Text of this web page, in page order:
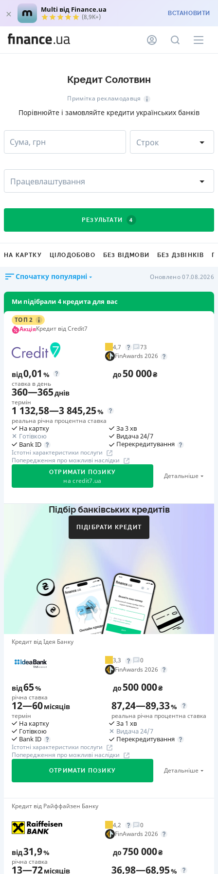
Multi від Finance.ua
(8,9K+) ВСТАНОВИТИ
Кредит Солотвин
Примітка рекламодавця
Порівнюйте і замовляйте кредити українських банків
Сума, грн Строк
Працевлаштування
РЕЗУЛЬТАТИ 4
НА КАРТКУ ЦІЛОДОБОВО БЕЗ ВІДМОВИ БЕЗ ДЗВІНКІВ
Спочатку популярні Оновлено 07.08.2026
Ми підібрали 4 кредита для вас
ТОП 2
АкціяКредит від Credit7
4,7
73
FinAwards 2026
від0,01 %
ставка в день
до50 000₴
360—365днів
термін
1 132,58—3 845,25%
реальна річна процентна ставка
На картку
Готівкою
Bank ID
За 3 хв
Видача 24/7
Перекредитування
Істотні характеристики послуги
Попередження про можливі наслідки
ОТРИМАТИ ПОЗИКУ
на credit7.ua
Детальніше
Акція: «Кешбек за друга»
Коли друг реєструється та отримує перший кредит
Бронзовий призер FinAwards 2026 «Найкраща програма
лояльності»
Перший займ
вiд 0,01%/день до 30 000 ₴
Повторний займ
Додаткова комісія за дострокове погашення
у будь-який момент можна повністю погасити позику без
додаткових плат
Страховка
відсутня
Штрафи
Неустойка за невиконання та/або неналежне виконання
споживачем грошових зобов’язань: штраф у розмірі 75%
від суми невиконаного та/або неналежного виконання
зобов’язання на 2-й день кожного факту такого
невиконання та/або неналежного виконання.
Детальніше читайте на сайті МФО.
Необхідні документи
Паспорт,ІПН
Вік
18 - 65 років
Переваги
Підбір банківських кредитів
ПІДІБРАТИ КРЕДИТ
Кредит від Ідея Банку
3,3
0
FinAwards 2026
від65%
річна ставка
до500 000₴
12—60місяців
термін
87,24—89,33%
реальна річна процентна ставка
На картку
Готівкою
Bank ID
За 1 хв
Видача 24/7
Перекредитування
Істотні характеристики послуги
Попередження про можливі наслідки
ОТРИМАТИ ПОЗИКУ Детальніше
🥇Переможець FinAwards 2026
Переможець FinAwards 2026 «Найкращий кредит
готівкою»
вiд 65%/рік до 500 000 ₴
Додаткова комісія за дострокове погашення
Кредит від Райффайзен Банку
4,2
0
FinAwards 2026
від31,9%
річна ставка
до750 000₴
13—72місяців 36,98—68,95%